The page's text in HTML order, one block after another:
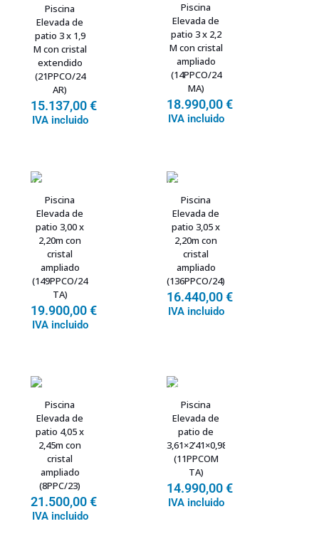
Piscina
Elevada de
patio 3 x 1,9
M con cristal
extendido
(21PPCO/24
AR)
15.137,00€
IVA incluido
Piscina
Elevada de
patio 3 x 2,2
M con cristal
ampliado
(14PPCO/24
MA)
18.990,00€
IVA incluido
Piscina
Elevada de
patio 3,00 x
2,20m con
cristal
ampliado
(149PPCO/24
TA)
19.900,00€
IVA incluido
Piscina
Elevada de
patio 3,05 x
2,20m con
cristal
ampliado
(136PPCO/24)
16.440,00€
IVA incluido
Piscina
Elevada de
patio 4,05 x
2,45m con
cristal
ampliado
(8PPC/23)
21.500,00€
IVA incluido
Piscina
Elevada de
patio de
3,61×2’41×0,98m
(11PPCOM
TA)
14.990,00€
IVA incluido